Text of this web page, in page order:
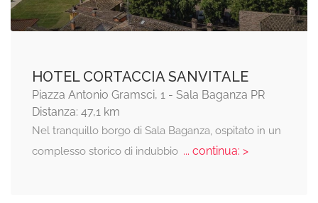
HOTEL CORTACCIA SANVITALE
Piazza Antonio Gramsci, 1 - Sala Baganza PR
Distanza: 47,1 km
Nel tranquillo borgo di Sala Baganza, ospitato in un
complesso storico di indubbio... continua: >